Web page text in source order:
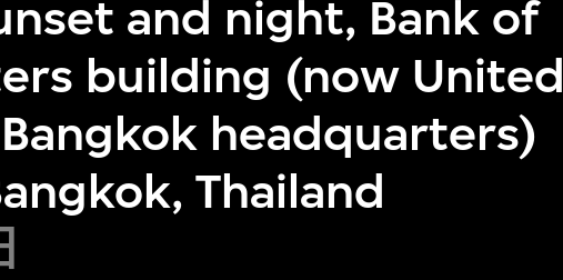
and night, Bank of
building (now United
headquarters)
Thailand